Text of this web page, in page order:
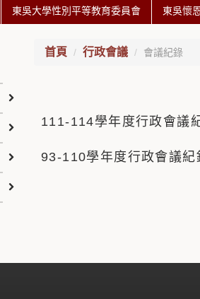
東吳大學性別平等教育委員會 東吳懷
首頁 行政會議 會議紀錄
111-114學年度行政會議
93-110學年度行政會議